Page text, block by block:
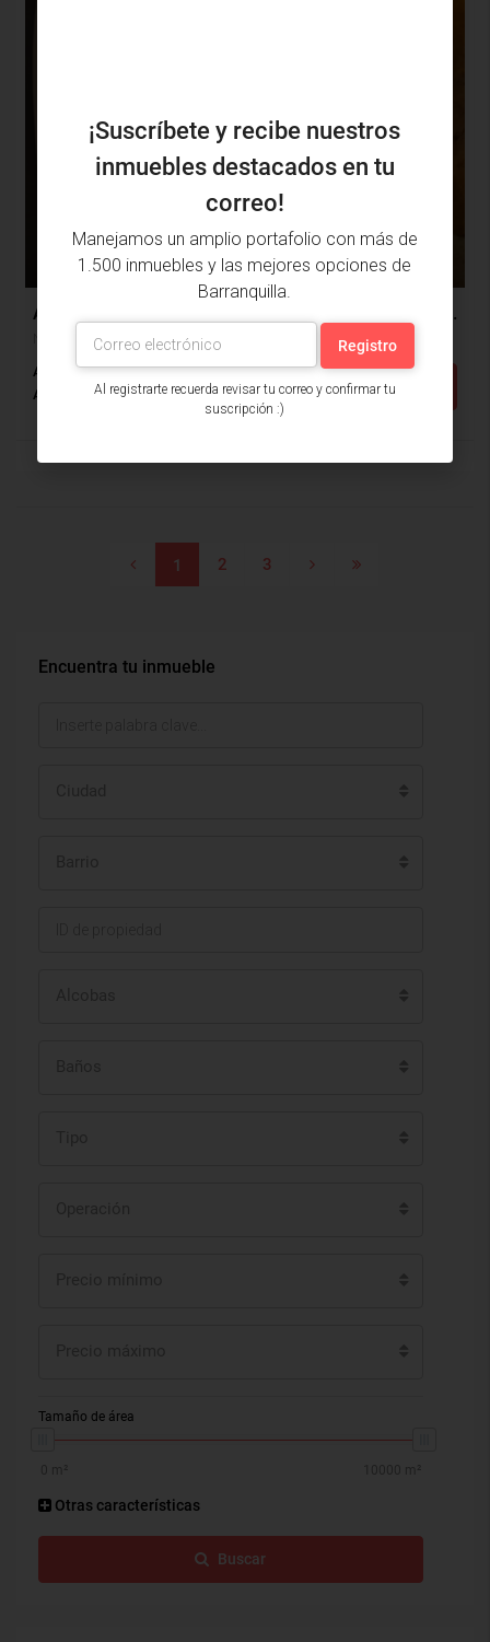
$2,000,000
Apartamento Arriendo, Nuevo Horizonte, Barranquilla (31709)
Nuevo Horizonte, Barranquilla, Atlántico, Colombia
Alcobas: 3 Baños: 2
m²: 160
Apartamento
Detalles
1 2 3
Encuentra tu inmueble
Tamaño de área
Otras características
Buscar
¡Suscríbete y recibe nuestros
inmuebles destacados en tu
correo!
Manejamos un amplio portafolio con más de
1.500 inmuebles y las mejores opciones de
Barranquilla.
Al registrarte recuerda revisar tu correo y confirmar tu
suscripción :)